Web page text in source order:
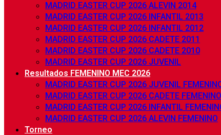
MADRID EASTER CUP 2026 ALEVIN 2014
MADRID EASTER CUP 2026 INFANTIL 2013
MADRID EASTER CUP 2026 INFANTIL 2012
MADRID EASTER CUP 2026 CADETE 2011
MADRID EASTER CUP 2026 CADETE 2010
MADRID EASTER CUP 2026 JUVENIL
Resultados FEMENINO MEC 2026
MADRID EASTER CUP 2026 JUVENIL
MADRID EASTER CUP 2026 CADETE FEMENINO
MADRID EASTER CUP 2026 INFANTIL
MADRID EASTER CUP 2026 ALEVIN FEMENINO
Torneo